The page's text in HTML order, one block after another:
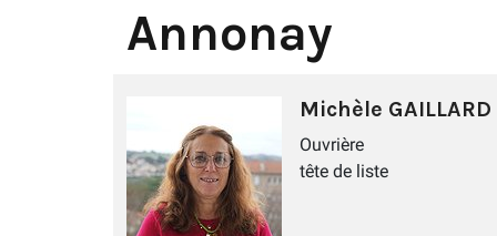
Annonay
Michèle GAILLARD
Ouvrière
tête de liste